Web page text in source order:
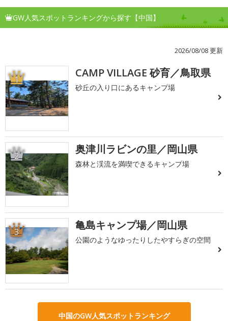
GW人気スポットランキングから探す【中国】
2026/08/08 更新
1 CAMP VILLAGE 砂育／鳥取県
砂丘の入り口にあるキャンプ場
2 奥津川ラビンの里／岡山県
森林と渓流を満喫できるキャンプ場
3 亀島キャンプ場／岡山県
公園のようなゆったりしたやすらぎの空間
中国のGW人気スポットランキング